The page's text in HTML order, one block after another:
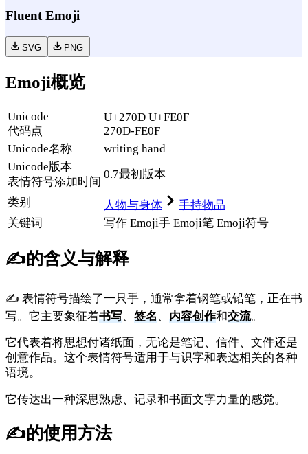
Fluent Emoji
SVG PNG
Emoji概览
Unicode
代码点
U+270D U+FE0F
270D-FE0F
Unicode名称
writing hand
Unicode版本
表情符号添加时间
0.7最初版本
类别 人物与身体
手持物品
关键词
写作 Emoji手 Emoji笔 Emoji符号
✍️的含义与解释
✍️ 表情符号描绘了一只手，通常拿着钢笔或铅笔，正在书
写。它主要象征着书写、 签名、 内容创作和交流。
它代表着将思想付诸纸面，无论是笔记、信件、文件还是
创意作品。这个表情符号适用于与识字和表达相关的各种
语境。
它传达出一种深思熟虑、记录和书面文字力量的感觉。
✍️的使用方法